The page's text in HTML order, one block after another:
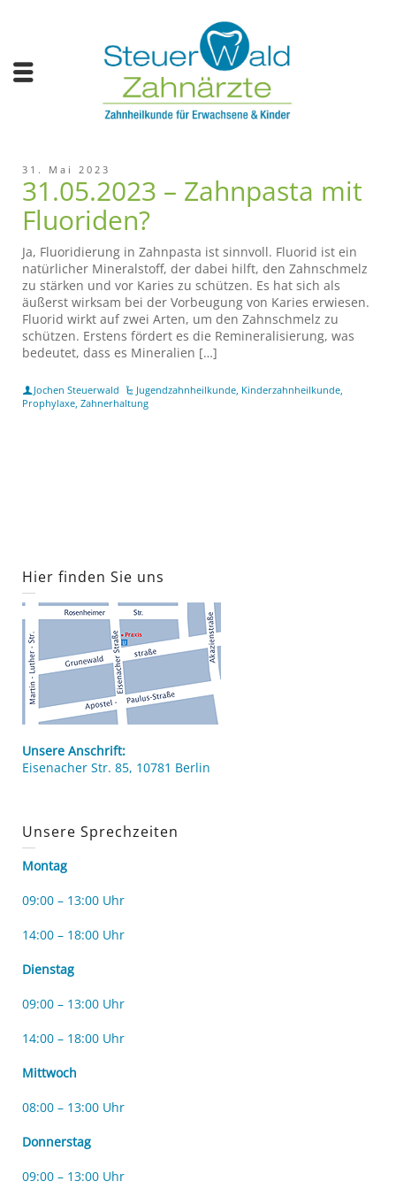
31. Mai 2023
31.05.2023 – Zahnpasta mit
Fluoriden?
Ja, Fluoridierung in Zahnpasta ist sinnvoll. Fluorid ist ein
natürlicher Mineralstoff, der dabei hilft, den Zahnschmelz
zu stärken und vor Karies zu schützen. Es hat sich als
äußerst wirksam bei der Vorbeugung von Karies erwiesen.
Fluorid wirkt auf zwei Arten, um den Zahnschmelz zu
schützen. Erstens fördert es die Remineralisierung, was
bedeutet, dass es Mineralien […]
Jochen Steuerwald Jugendzahnheilkunde, Kinderzahnheilkunde,
Prophylaxe, Zahnerhaltung
Hier finden Sie uns
Unsere Anschrift:
Eisenacher Str. 85, 10781 Berlin
Unsere Sprechzeiten
Montag
09:00 – 13:00 Uhr
14:00 – 18:00 Uhr
Dienstag
09:00 – 13:00 Uhr
14:00 – 18:00 Uhr
Mittwoch
08:00 – 13:00 Uhr
Donnerstag
09:00 – 13:00 Uhr